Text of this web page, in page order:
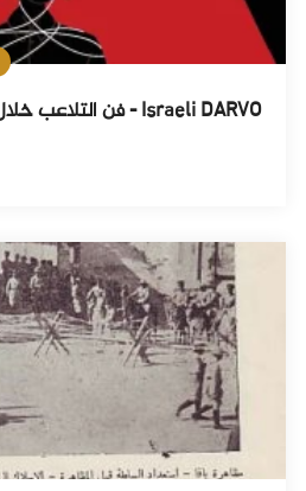
Israeli DARVO - فن التلاعب خلال عملية طوفان الأقصى